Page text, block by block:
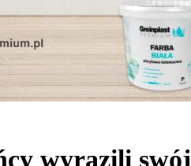
wyrazili swój